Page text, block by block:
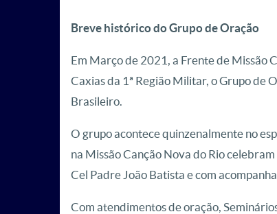
Breve histórico do Grupo de Oração
Em Março de 2021, a Frente de Missão
Caxias da 1ª Região Militar, o Grupo de
Brasileiro.
O grupo acontece quinzenalmente no
na Missão Canção Nova do Rio
Cel Padre João Batista e com
Com atendimentos de oração,